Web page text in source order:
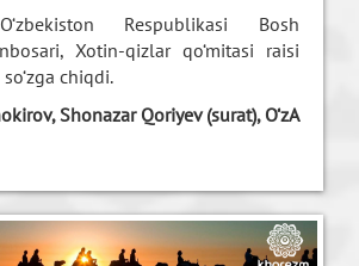
Respublikasi Bosh
Xotin-qizlar qo‘mitasi raisi
chiqdi.
Shonazar Qoriyev (surat), O‘zA